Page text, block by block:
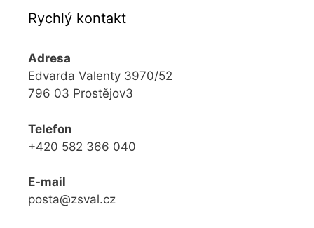
Rychlý kontakt
Adresa
Edvarda Valenty 3970/52
796 03 Prostějov3
Telefon
+420 582 366 040
E-mail
posta@zsval.cz